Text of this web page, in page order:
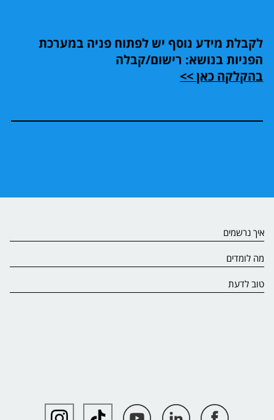
לקבלת מידע נוסף יש לפתוח פניה במערכת
הפניות בנושא: רישום/קבלה
בהקלקה כאן >>
איך נרשמים
מה לומדים
טוב לדעת